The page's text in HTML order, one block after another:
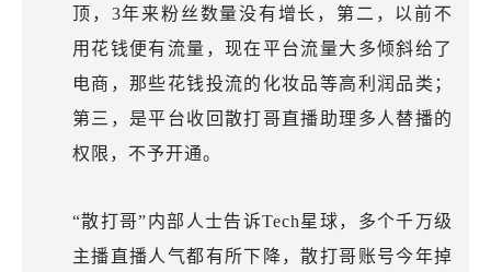
顶，3年来粉丝数量没有增长，第二，以前不
用花钱便有流量，现在平台流量大多倾斜给了
电商，那些花钱投流的化妆品等高利润品类；
第三，是平台收回散打哥直播助理多人替播的
权限，不予开通。
“散打哥”内部人士告诉Tech星球，多个千万级
主播直播人气都有所下降，散打哥账号今年掉